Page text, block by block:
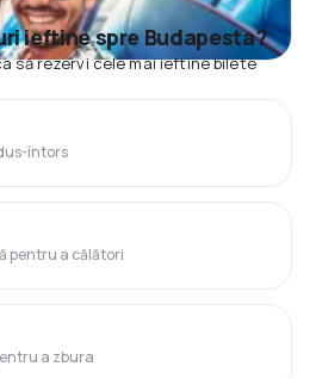
ieftine spre Budapesta?
să rezervi cele mai ieftine bilete
întors
pentru a călători
a zbura